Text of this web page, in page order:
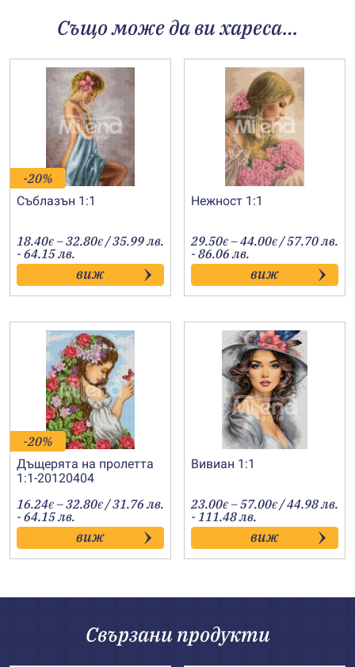
Също може да ви хареса…
-20%
Съблазън 1:1
18.40€ –32.80€Price
range:
18.40€
through
32.80€
/ 35.99 лв.
- 64.15 лв.
виж
Нежност 1:1
29.50€ –44.00€Price
range:
29.50€
through
44.00€
/ 57.70 лв.
- 86.06 лв.
виж
-20%
Дъщерята на пролетта
1:1-20120404
16.24€ –32.80€Price
range:
16.24€
through
32.80€
/ 31.76 лв.
- 64.15 лв.
виж
Вивиан 1:1
23.00€ –57.00€Price
range:
23.00€
through
57.00€
/ 44.98 лв.
- 111.48 лв.
виж
Свързани продукти